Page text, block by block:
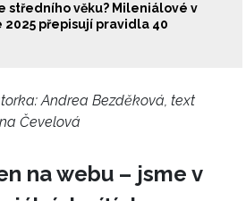
středního věku? Mileniálové v
2025 přepisují pravidla 40
Andrea Bezděková, text
Čevelová
na webu – jsme v